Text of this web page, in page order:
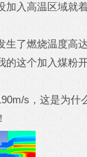
加入高温区域就
生了燃烧温度高
的这个加入煤粉
s，这是为什